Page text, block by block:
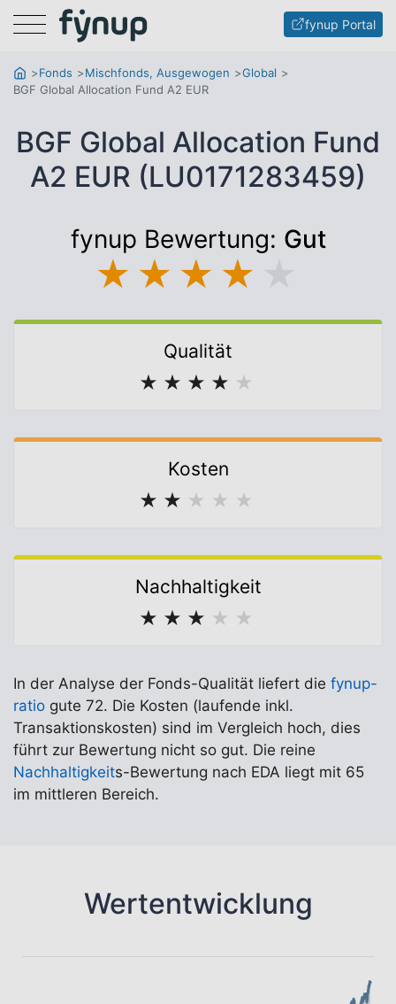
Menu fynup Portal
Fonds Mischfonds, Ausgewogen
Global
BGF Global Allocation Fund A2 EUR
BGF Global Allocation Fund
A2 EUR (LU0171283459)
fynup Bewertung: Gut
★ ★ ★ ★
Qualität
★ ★ ★ ★ ★
Kosten
★ ★ ★ ★ ★
Nachhaltigkeit
★ ★ ★ ★ ★
In der Analyse der Fonds-Qualität liefert die fynup-
ratio gute 72. Die Kosten (laufende inkl.
Transaktionskosten) sind im Vergleich hoch, dies
führt zur Bewertung nicht so gut. Die reine
Nachhaltigkeits-Bewertung nach EDA liegt mit 65
im mittleren Bereich.
Wertentwicklung